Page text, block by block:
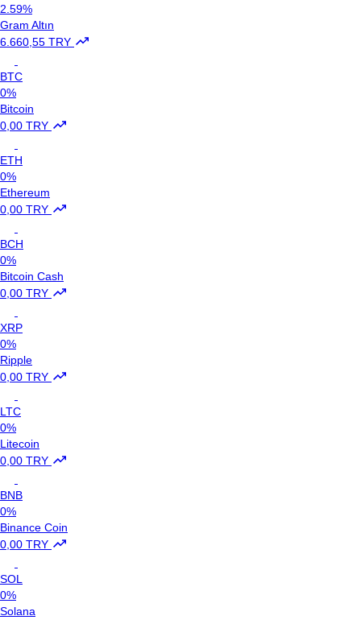
2.59%
Gram Altın
6.660,55 TRY
BTC
0%
Bitcoin
0,00 TRY
ETH
0%
Ethereum
0,00 TRY
BCH
0%
Bitcoin Cash
0,00 TRY
XRP
0%
Ripple
0,00 TRY
LTC
0%
Litecoin
0,00 TRY
BNB
0%
Binance Coin
0,00 TRY
SOL
0%
Solana